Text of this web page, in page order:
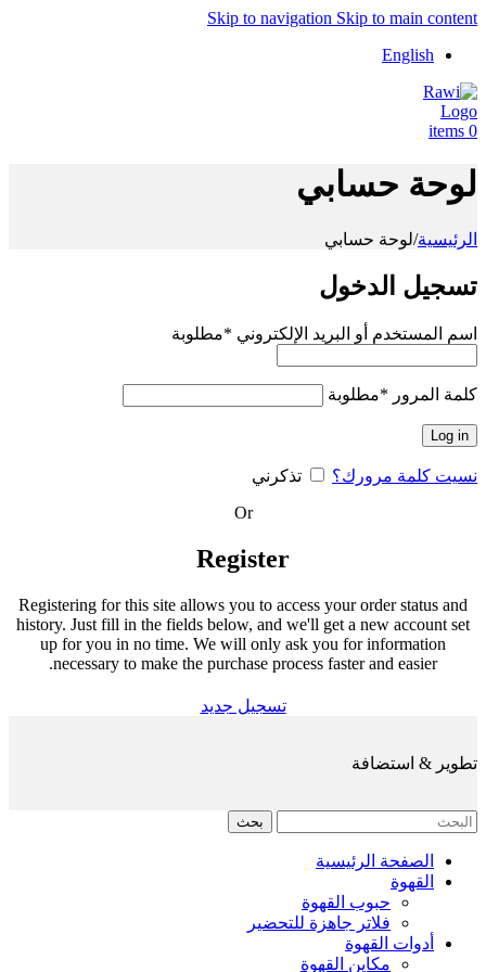
Skip to navigation Skip to main content
English
0
items
لوحة حسابي
الرئيسية/لوحة حسابي
تسجيل الدخول
اسم المستخدم أو البريد الإلكتروني *مطلوبة
كلمة المرور *مطلوبة
Log in
نسيت كلمة مرورك؟
تذكرني
Or
Register
Registering for this site allows you to access your order status and
history. Just fill in the fields below, and we'll get a new account set
up for you in no time. We will only ask you for information
necessary to make the purchase process faster and easier.
تسجيل جديد
تطوير & استضافة
بحث
الصفحة الرئيسية
القهوة
حبوب القهوة
فلاتر جاهزة للتحضير
أدوات القهوة
مكاين القهوة